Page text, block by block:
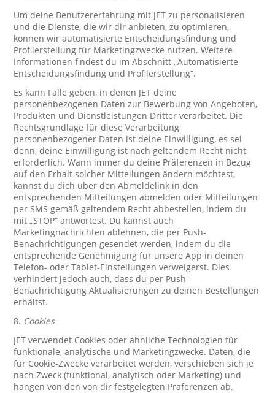
Um deine Benutzererfahrung mit JET zu personalisieren
und die Dienste, die wir dir anbieten, zu optimieren,
können wir automatisierte Entscheidungsfindung und
Profilerstellung für Marketingzwecke nutzen. Weitere
Informationen findest du im Abschnitt „Automatisierte
Entscheidungsfindung und Profilerstellung“.
Es kann Fälle geben, in denen JET deine
personenbezogenen Daten zur Bewerbung von Angeboten,
Produkten und Dienstleistungen Dritter verarbeitet. Die
Rechtsgrundlage für diese Verarbeitung
personenbezogener Daten ist deine Einwilligung, es sei
denn, deine Einwilligung ist nach geltendem Recht nicht
erforderlich. Wann immer du deine Präferenzen in Bezug
auf den Erhalt solcher Mitteilungen ändern möchtest,
kannst du dich über den Abmeldelink in den
entsprechenden Mitteilungen abmelden oder Mitteilungen
per SMS gemäß geltendem Recht abbestellen, indem du
mit „STOP“ antwortest. Du kannst auch
Marketingnachrichten ablehnen, die per Push-
Benachrichtigungen gesendet werden, indem du die
entsprechende Genehmigung für unsere App in deinen
Telefon- oder Tablet-Einstellungen verweigerst. Dies
verhindert jedoch auch, dass du per Push-
Benachrichtigung Aktualisierungen zu deinen Bestellungen
erhältst.
8. Cookies
JET verwendet Cookies oder ähnliche Technologien für
funktionale, analytische und Marketingzwecke. Daten, die
für Cookie-Zwecke verarbeitet werden, verschieben sich je
nach Zweck (funktional, analytisch oder Marketing) und
hängen von den von dir festgelegten Präferenzen ab.